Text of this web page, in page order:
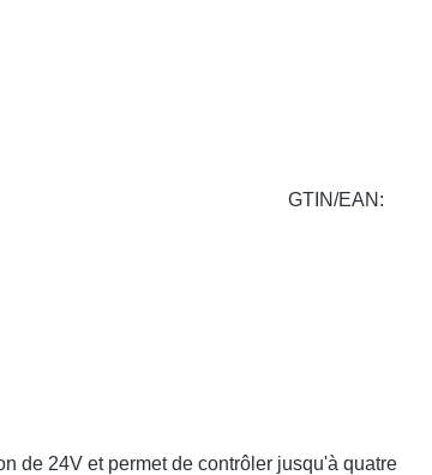
GTIN/EAN:
de 24V et permet de contrôler jusqu'à quatre